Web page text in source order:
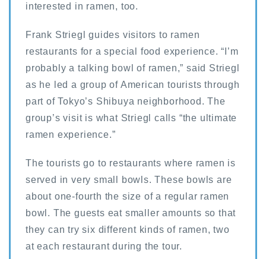
interested in ramen, too.
Frank Striegl guides visitors to ramen
restaurants for a special food experience. “I’m
probably a talking bowl of ramen,” said Striegl
as he led a group of American tourists through
part of Tokyo’s Shibuya neighborhood. The
group’s visit is what Striegl calls “the ultimate
ramen experience.”
The tourists go to restaurants where ramen is
served in very small bowls. These bowls are
about one-fourth the size of a regular ramen
bowl. The guests eat smaller amounts so that
they can try six different kinds of ramen, two
at each restaurant during the tour.